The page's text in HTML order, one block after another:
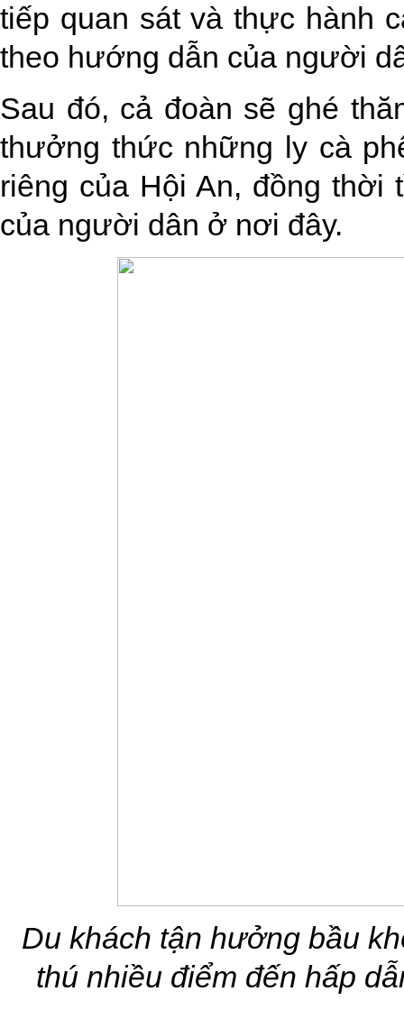
tiếp quan sát và thực hành
theo hướng dẫn của người
Sau đó, cả đoàn sẽ ghé
thưởng thức những ly cà
riêng của Hội An, đồng thời
của người dân ở nơi đây.
Du khách tận hưởng bầu
thú nhiều điểm đến hấp